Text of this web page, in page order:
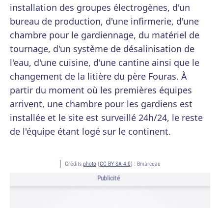
installation des groupes électrogènes, d'un
bureau de production, d'une infirmerie, d'une
chambre pour le gardiennage, du matériel de
tournage, d'un système de désalinisation de
l'eau, d'une cuisine, d'une cantine ainsi que le
changement de la litière du père Fouras. À
partir du moment où les premières équipes
arrivent, une chambre pour les gardiens est
installée et le site est surveillé 24h/24, le reste
de l'équipe étant logé sur le continent.
Crédits photo(CC BY-SA 4.0) : Bmarceau
Publicité